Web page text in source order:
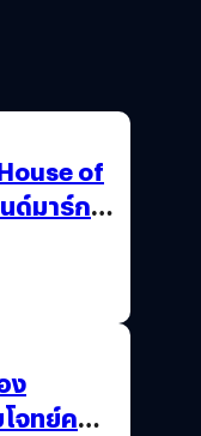
of
ด์มาร์ก
ง
จทย์ครี